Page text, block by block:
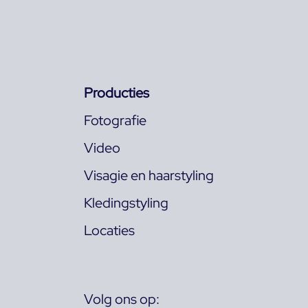
Producties
Fotografie
Video
Visagie en haarstyling
Kledingstyling
Locaties
Volg ons op: